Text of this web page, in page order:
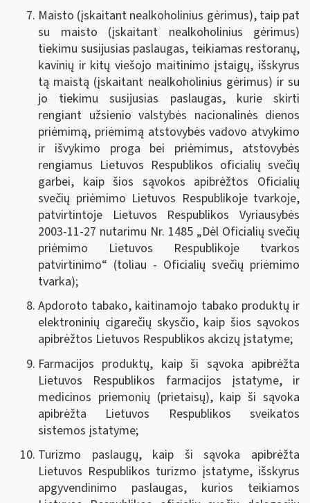
Maisto (įskaitant nealkoholinius gėrimus), taip pat
su maisto (įskaitant nealkoholinius gėrimus)
tiekimu susijusias paslaugas, teikiamas restoranų,
kavinių ir kitų viešojo maitinimo įstaigų, išskyrus
tą maistą (įskaitant nealkoholinius gėrimus) ir su
jo tiekimu susijusias paslaugas, kurie skirti
rengiant užsienio valstybės nacionalinės dienos
priėmimą, priėmimą atstovybės vadovo atvykimo
ir išvykimo proga bei priėmimus, atstovybės
rengiamus Lietuvos Respublikos oficialių svečių
garbei, kaip šios sąvokos apibrėžtos Oficialių
svečių priėmimo Lietuvos Respublikoje tvarkoje,
patvirtintoje Lietuvos Respublikos Vyriausybės
2003-11-27 nutarimu Nr. 1485 „Dėl Oficialių svečių
priėmimo Lietuvos Respublikoje tvarkos
patvirtinimo“ (toliau - Oficialių svečių priėmimo
tvarka);
Apdoroto tabako, kaitinamojo tabako produktų ir
elektroninių cigarečių skysčio, kaip šios sąvokos
apibrėžtos Lietuvos Respublikos akcizų įstatyme;
Farmacijos produktų, kaip ši sąvoka apibrėžta
Lietuvos Respublikos farmacijos įstatyme, ir
medicinos priemonių (prietaisų), kaip ši sąvoka
apibrėžta Lietuvos Respublikos sveikatos
sistemos įstatyme;
Turizmo paslaugų, kaip ši sąvoka apibrėžta
Lietuvos Respublikos turizmo įstatyme, išskyrus
apgyvendinimo paslaugas, kurios teikiamos